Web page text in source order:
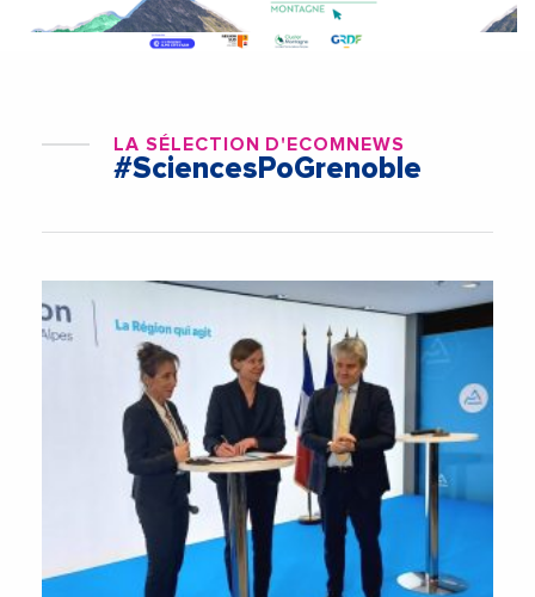
LA SÉLECTION D'ECOMNEWS
#SciencesPoGrenoble